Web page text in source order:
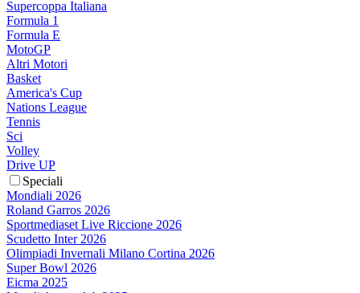
Supercoppa Italiana
Formula 1
Formula E
MotoGP
Altri Motori
Basket
America's Cup
Nations League
Tennis
Sci
Volley
Drive UP
Speciali
Mondiali 2026
Roland Garros 2026
Sportmediaset Live Riccione 2026
Scudetto Inter 2026
Olimpiadi Invernali Milano Cortina 2026
Super Bowl 2026
Eicma 2025